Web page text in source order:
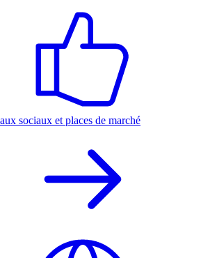
sociaux et places de marché